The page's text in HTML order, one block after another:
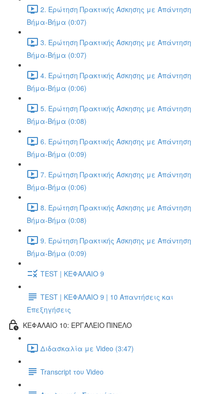
2. Ερώτηση Πρακτικής Άσκησης με Απάντηση
Βήμα-Βήμα (0:07)
3. Ερώτηση Πρακτικής Άσκησης με Απάντηση
Βήμα-Βήμα (0:07)
4. Ερώτηση Πρακτικής Άσκησης με Απάντηση
Βήμα-Βήμα (0:06)
5. Ερώτηση Πρακτικής Άσκησης με Απάντηση
Βήμα-Βήμα (0:08)
6. Ερώτηση Πρακτικής Άσκησης με Απάντηση
Βήμα-Βήμα (0:09)
7. Ερώτηση Πρακτικής Άσκησης με Απάντηση
Βήμα-Βήμα (0:06)
8. Ερώτηση Πρακτικής Άσκησης με Απάντηση
Βήμα-Βήμα (0:08)
9. Ερώτηση Πρακτικής Άσκησης με Απάντηση
Βήμα-Βήμα (0:09)
TEST | ΚΕΦΑΛΑΙΟ 9
TEST | ΚΕΦΑΛΑΙΟ 9 | 10 Απαντήσεις και
Επεξηγήσεις
ΚΕΦΑΛΑΙΟ 10: ΕΡΓΑΛΕΙΟ ΠΙΝΕΛΟ
Διδασκαλία με Video (3:47)
Transcript του Video